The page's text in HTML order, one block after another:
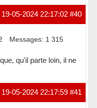
#40
19-05-2024 22:17:02
Messages: 1 315
qu'il parte loin, il ne
#41
19-05-2024 22:17:59